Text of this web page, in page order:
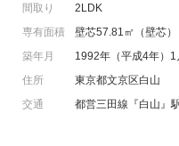
間取り
2LDK
専有面積
壁芯57.81㎡（壁芯）
築年月
1992年（平成4年）1
住所
東京都文京区白山
交通
都営三田線『白山』